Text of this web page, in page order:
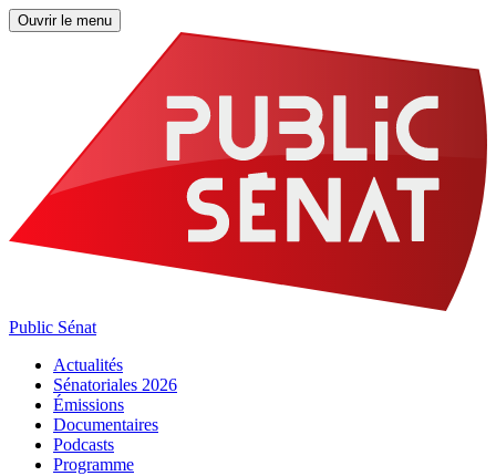
Ouvrir le menu
Public Sénat
Actualités
Sénatoriales 2026
Émissions
Documentaires
Podcasts
Programme